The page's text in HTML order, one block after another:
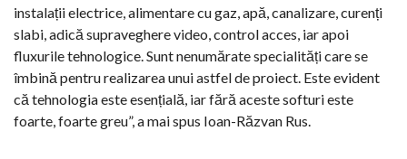
instalații electrice, alimentare cu gaz, apă, canalizare, curenți
slabi, adică supraveghere video, control acces, iar apoi
fluxurile tehnologice. Sunt nenumărate specialități care se
îmbină pentru realizarea unui astfel de proiect. Este evident
că tehnologia este esențială, iar fără aceste softuri este
foarte, foarte greu”, a mai spus Ioan-Răzvan Rus.